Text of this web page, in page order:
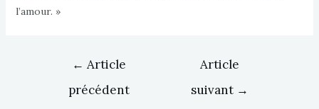
l’amour. »
l’article
← Article
précédent
Article
suivant →